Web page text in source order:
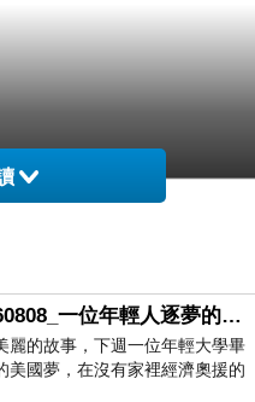
小朱週記 20260808_一位年輕人逐夢的真實故事
麗的故事，下週一位年輕大學畢
美國夢，在沒有家裡經濟奧援的
力工作累積出國基